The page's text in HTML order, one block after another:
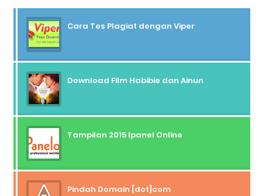
Cara Tes Plagiat dengan Viper
Download Film Habibie dan Ainun
Tampilan 2015 Ipanel Online
Pindah Domain [dot]com